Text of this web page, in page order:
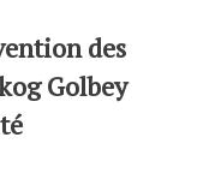
des
Golbey